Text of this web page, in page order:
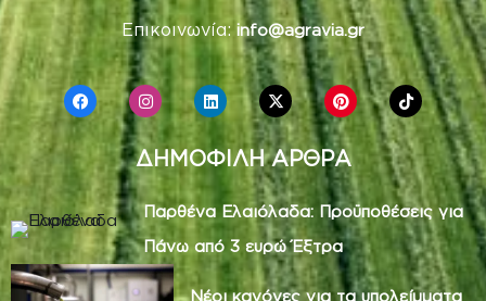
Επικοινωνία: info@agravia.gr
ΔΗΜΟΦΙΛΗ ΑΡΘΡΑ
Παρθένα Ελαιόλαδα: Προϋποθέσεις για
Πάνω από 3 ευρώ Έξτρα
Νέοι κανόνες για τα υπολείμματα